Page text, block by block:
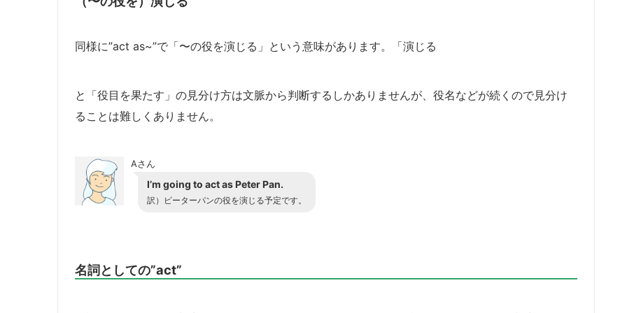
同様に”act as~”で「〜の役を演じる」という意味があります。「演じる
と「役目を果たす」の見分け方は文脈から判断するしかありませんが、役名などが続くので見分け
ることは難しくありません。
Aさん
I’m going to act as Peter Pan.
訳） ピーターパンの役を演じる予定です。
名詞としての”act”